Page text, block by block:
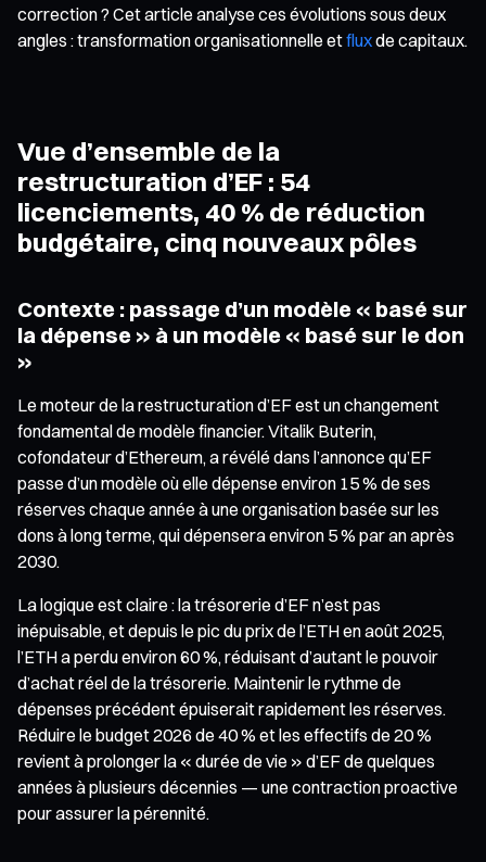
correction ? Cet article analyse ces évolutions sous deux
angles : transformation organisationnelle etfluxde capitaux.
Vue d’ensemble de la
restructuration d’EF : 54
licenciements, 40 % de réduction
budgétaire, cinq nouveaux pôles
Contexte : passage d’un modèle « basé sur
la dépense » à un modèle « basé sur le don
»
Le moteur de la restructuration d’EF est un changement
fondamental de modèle financier. Vitalik Buterin,
cofondateur d’Ethereum, a révélé dans l’annonce qu’EF
passe d’un modèle où elle dépense environ 15 % de ses
réserves chaque année à une organisation basée sur les
dons à long terme, qui dépensera environ 5 % par an après
2030.
La logique est claire : la trésorerie d’EF n’est pas
inépuisable, et depuis le pic du prix de l’ETH en août 2025,
l’ETH a perdu environ 60 %, réduisant d’autant le pouvoir
d’achat réel de la trésorerie. Maintenir le rythme de
dépenses précédent épuiserait rapidement les réserves.
Réduire le budget 2026 de 40 % et les effectifs de 20 %
revient à prolonger la « durée de vie » d’EF de quelques
années à plusieurs décennies — une contraction proactive
pour assurer la pérennité.